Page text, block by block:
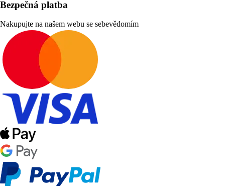
Bezpečná platba
Nakupujte na našem webu se sebevědomím